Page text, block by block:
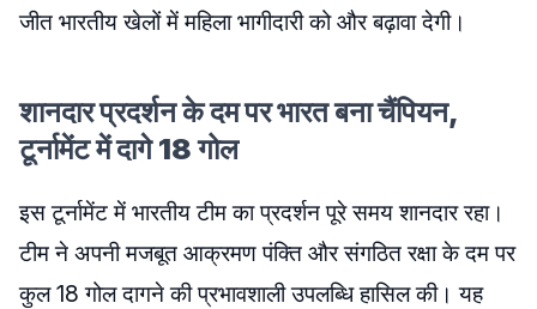
जीत भारतीय खेलों में महिला भागीदारी को और बढ़ावा देगी।
शानदार प्रदर्शन के दम पर भारत बना चैंपियन,
टूर्नामेंट में दागे 18 गोल
इस टूर्नामेंट में भारतीय टीम का प्रदर्शन पूरे समय शानदार रहा।
टीम ने अपनी मजबूत आक्रमण पंक्ति और संगठित रक्षा के दम पर
कुल 18 गोल दागने की प्रभावशाली उपलब्धि हासिल की। यह